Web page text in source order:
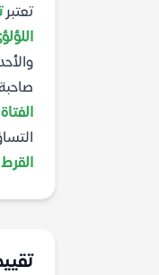
تعتبر